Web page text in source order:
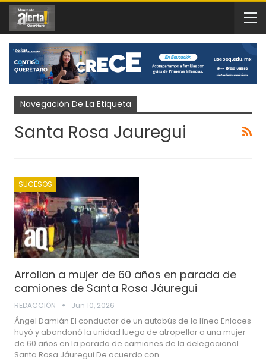
Navegación De La Etiqueta
Santa Rosa Jauregui
SUCESOS
Arrollan a mujer de 60 años en parada de
camiones de Santa Rosa Jáuregui
REDACCIÓN Jun 10, 2026
Ángel Damián El conductor de un autobús de la línea Enlaces
huyó y abandonó la unidad luego de atropellar a una mujer
de 60 años en la parada de camiones de la delegacional
Santa Rosa Jáuregui.De acuerdo con…